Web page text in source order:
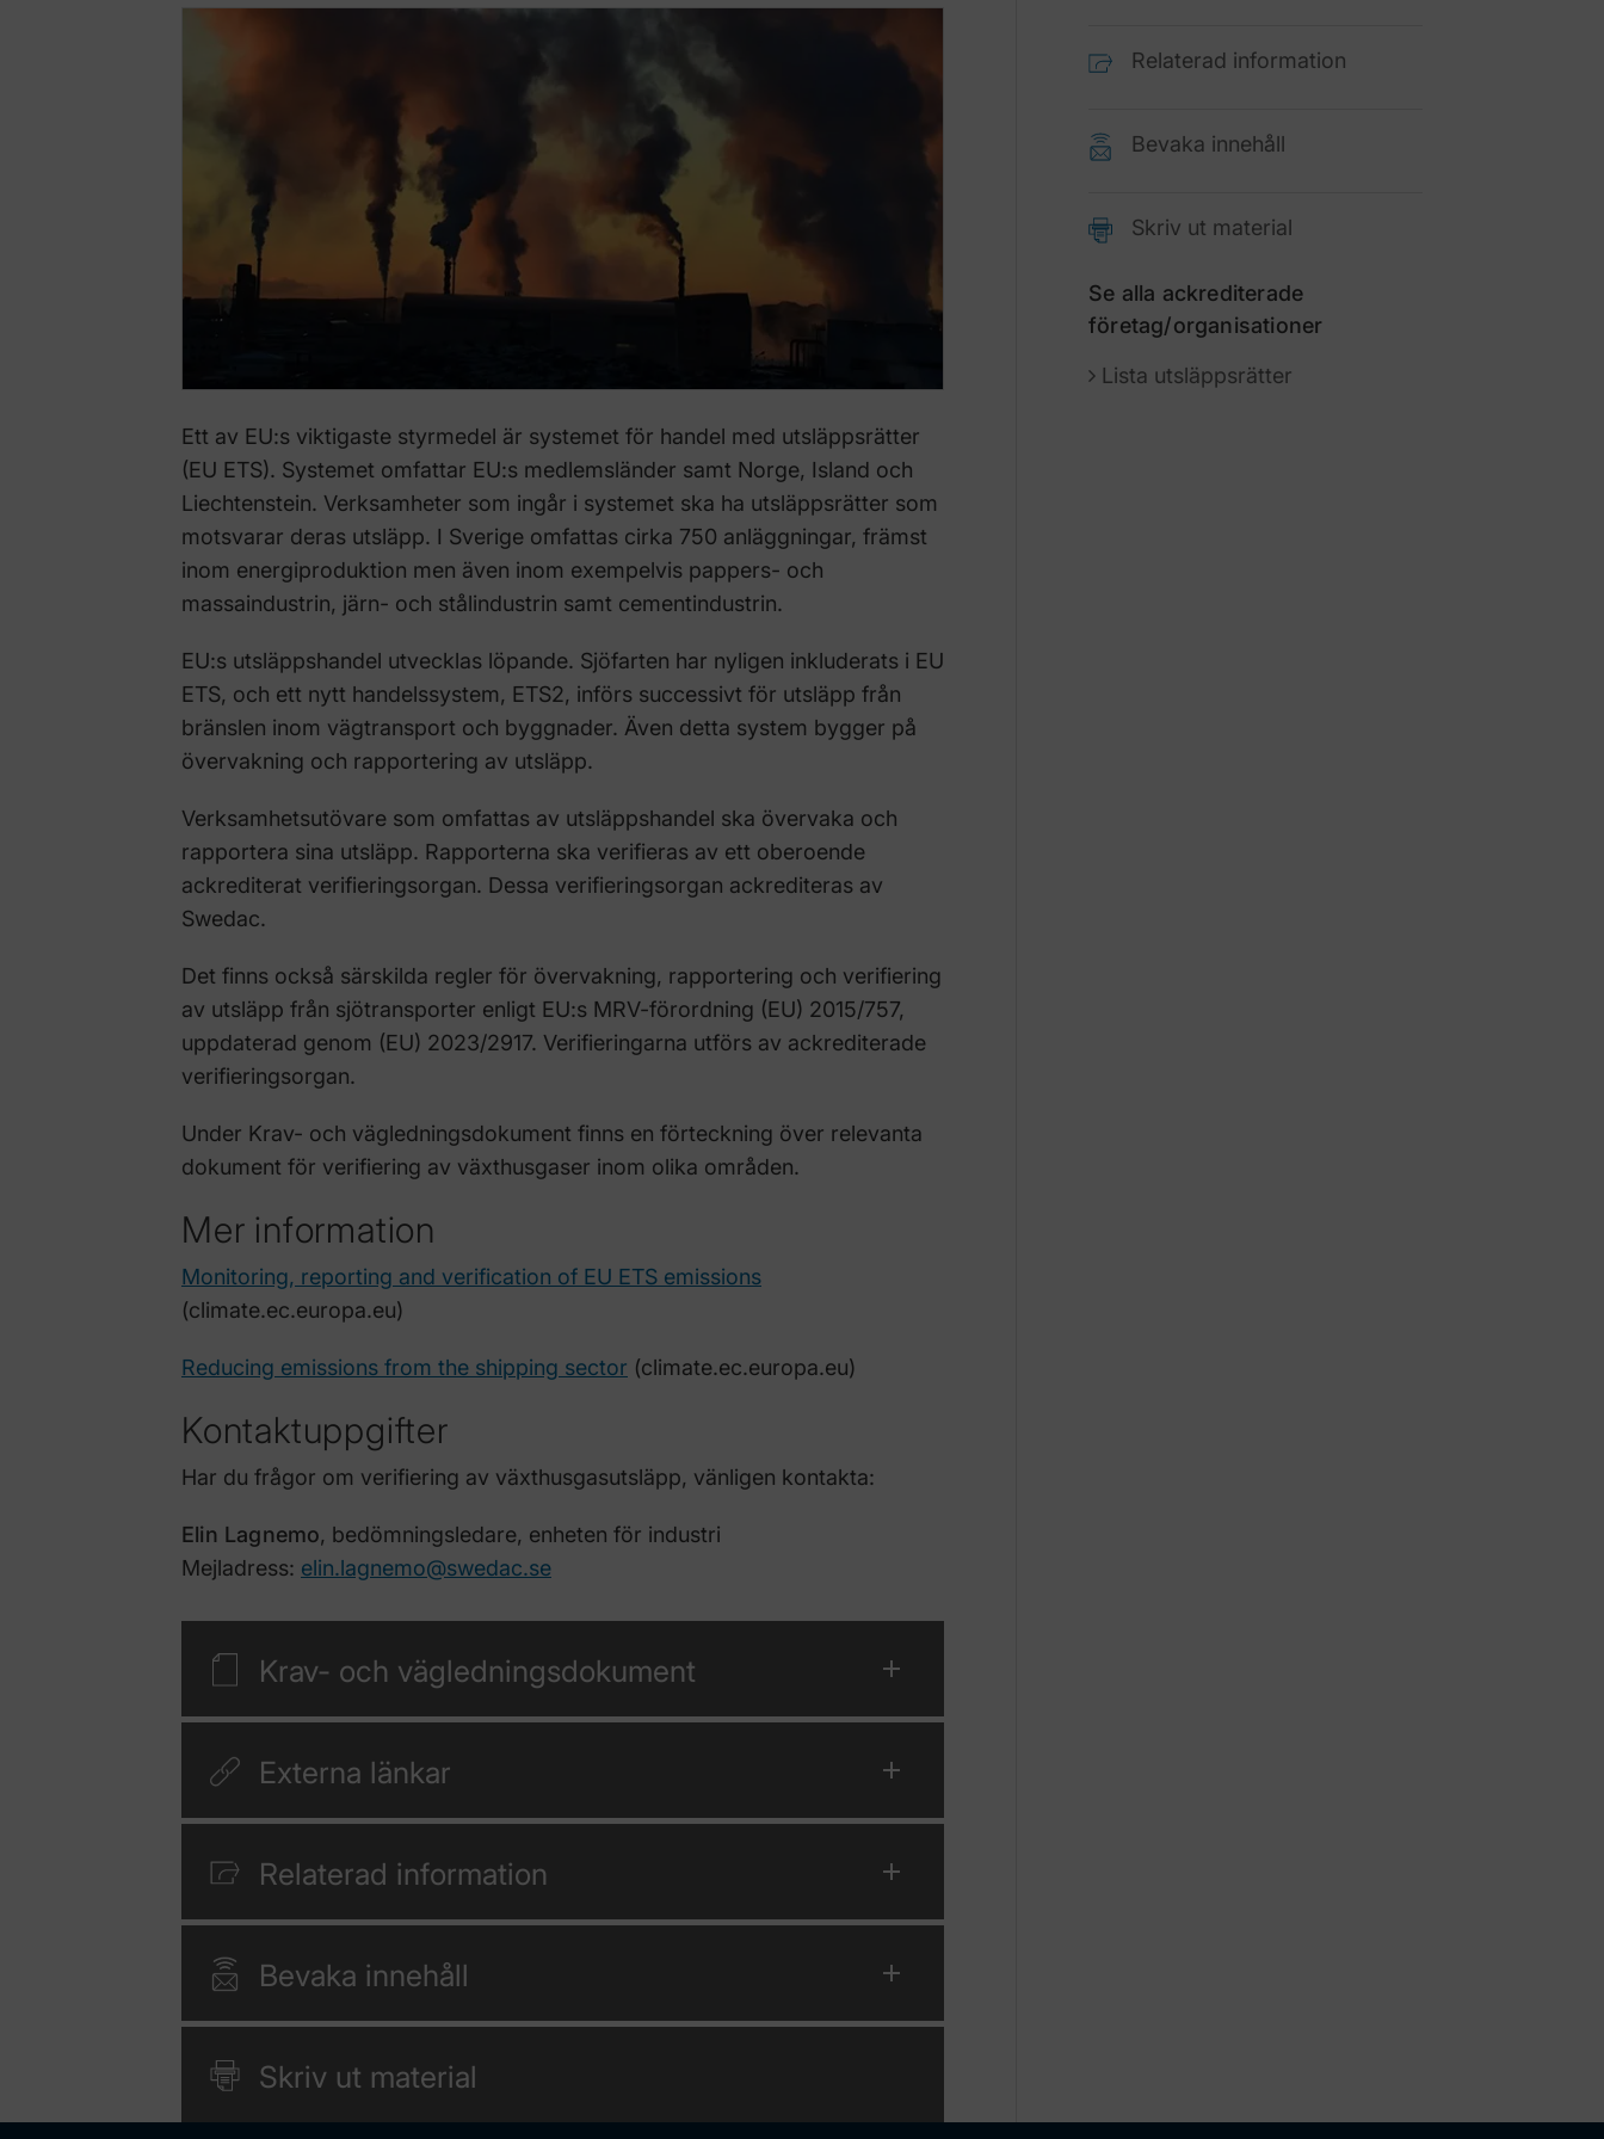
Relaterad information
Bevaka innehåll
Skriv ut material
Se alla ackrediterade
företag/organisationer
Lista utsläppsrätter
Ett av EU:s viktigaste styrmedel är systemet för handel med utsläppsrätter
(EU ETS). Systemet omfattar EU:s medlemsländer samt Norge, Island och
Liechtenstein. Verksamheter som ingår i systemet ska ha utsläppsrätter som
motsvarar deras utsläpp. I Sverige omfattas cirka 750 anläggningar, främst
inom energiproduktion men även inom exempelvis pappers- och
massaindustrin, järn- och stålindustrin samt cementindustrin.
EU:s utsläppshandel utvecklas löpande. Sjöfarten har nyligen inkluderats i EU
ETS, och ett nytt handelssystem, ETS2, införs successivt för utsläpp från
bränslen inom vägtransport och byggnader. Även detta system bygger på
övervakning och rapportering av utsläpp.
Verksamhetsutövare som omfattas av utsläppshandel ska övervaka och
rapportera sina utsläpp. Rapporterna ska verifieras av ett oberoende
ackrediterat verifieringsorgan. Dessa verifieringsorgan ackrediteras av
Swedac.
Det finns också särskilda regler för övervakning, rapportering och verifiering
av utsläpp från sjötransporter enligt EU:s MRV-förordning (EU) 2015/757,
uppdaterad genom (EU) 2023/2917. Verifieringarna utförs av ackrediterade
verifieringsorgan.
Under Krav- och vägledningsdokument finns en förteckning över relevanta
dokument för verifiering av växthusgaser inom olika områden.
Mer information
Monitoring, reporting and verification of EU ETS emissions
(climate.ec.europa.eu)
Reducing emissions from the shipping sector (climate.ec.europa.eu)
Kontaktuppgifter
Har du frågor om verifiering av växthusgasutsläpp, vänligen kontakta:
Elin Lagnemo, bedömningsledare, enheten för industri
Mejladress: elin.lagnemo@swedac.se
Krav- och vägledningsdokument
Externa länkar
Relaterad information
Bevaka innehåll
Skriv ut material